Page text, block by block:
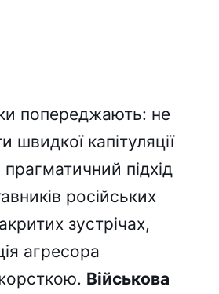
попереджають: не
швидкої капітуляції
підхід
російських
зустрічах,
агресора
Військова